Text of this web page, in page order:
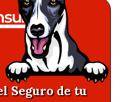
Seguro de tu